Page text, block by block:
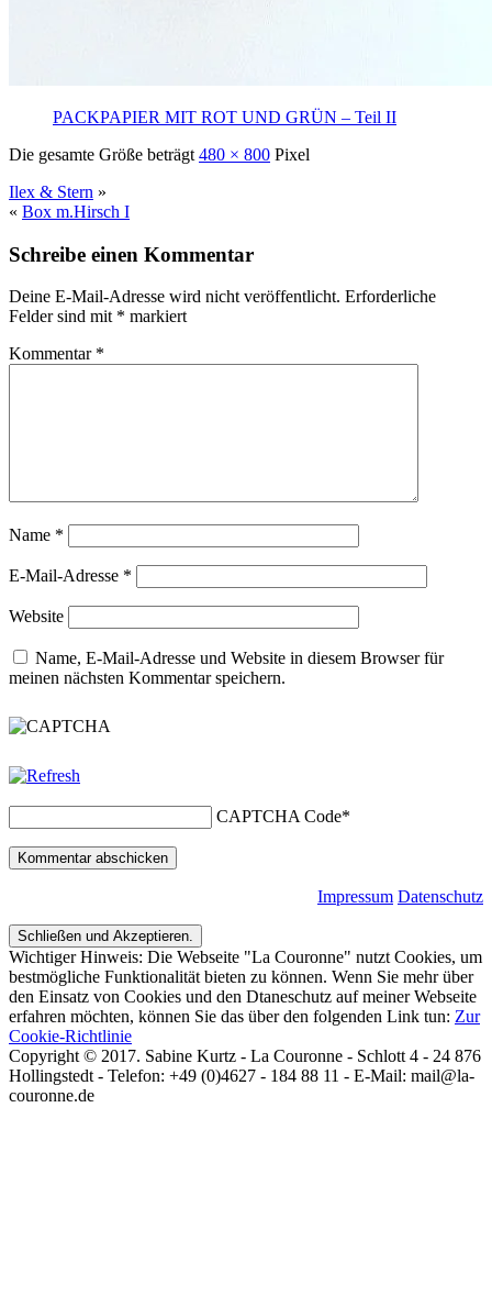
PACKPAPIER MIT ROT UND GRÜN – Teil II
Die gesamte Größe beträgt 480 × 800 Pixel
Ilex & Stern »
« Box m.Hirsch I
Schreibe einen Kommentar
Deine E-Mail-Adresse wird nicht veröffentlicht. Erforderliche
Felder sind mit * markiert
Kommentar *
Name *
E-Mail-Adresse *
Website
Name, E-Mail-Adresse und Website in diesem Browser für
meinen nächsten Kommentar speichern.
CAPTCHA Code*
Impressum Datenschutz
Wichtiger Hinweis: Die Webseite "La Couronne" nutzt Cookies, um
bestmögliche Funktionalität bieten zu können. Wenn Sie mehr über
den Einsatz von Cookies und den Dtaneschutz auf meiner Webseite
erfahren möchten, können Sie das über den folgenden Link tun: Zur
Cookie-Richtlinie
Copyright © 2017. Sabine Kurtz - La Couronne - Schlott 4 - 24 876
Hollingstedt - Telefon: +49 (0)4627 - 184 88 11 - E-Mail: mail@la-
couronne.de